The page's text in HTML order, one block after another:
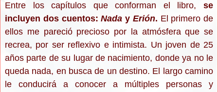
Entre los capítulos que conforman el libro, se
incluyen dos cuentos:Nada y Erión. El primero de
ellos me pareció precioso por la atmósfera que se
recrea, por ser reflexivo e intimista. Un joven de 25
años parte de su lugar de nacimiento, donde ya no le
queda nada, en busca de un destino. El largo camino
le conducirá a conocer a múltiples personas y